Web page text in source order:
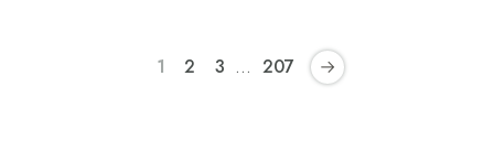
1 2 3 … 207